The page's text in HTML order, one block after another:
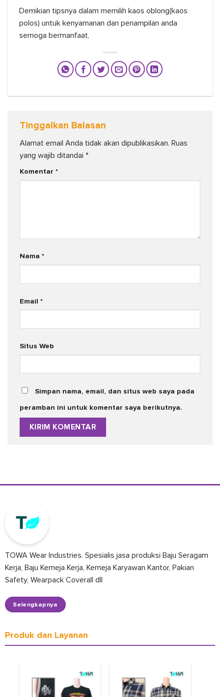
Demikian tipsnya dalam memilih kaos oblong(kaos
polos) untuk kenyamanan dan penampilan anda
semoga bermanfaat,
Tinggalkan Balasan
Alamat email Anda tidak akan dipublikasikan. Ruas
yang wajib ditandai *
Komentar *
Nama *
Email *
Situs Web
Simpan nama, email, dan situs web saya pada
peramban ini untuk komentar saya berikutnya.
TOWA Wear Industries. Spesialis jasa produksi Baju Seragam
Kerja, Baju Kemeja Kerja, Kemeja Karyawan Kantor, Pakian
Safety, Wearpack Coverall dll
Selengkapnya
Produk dan Layanan